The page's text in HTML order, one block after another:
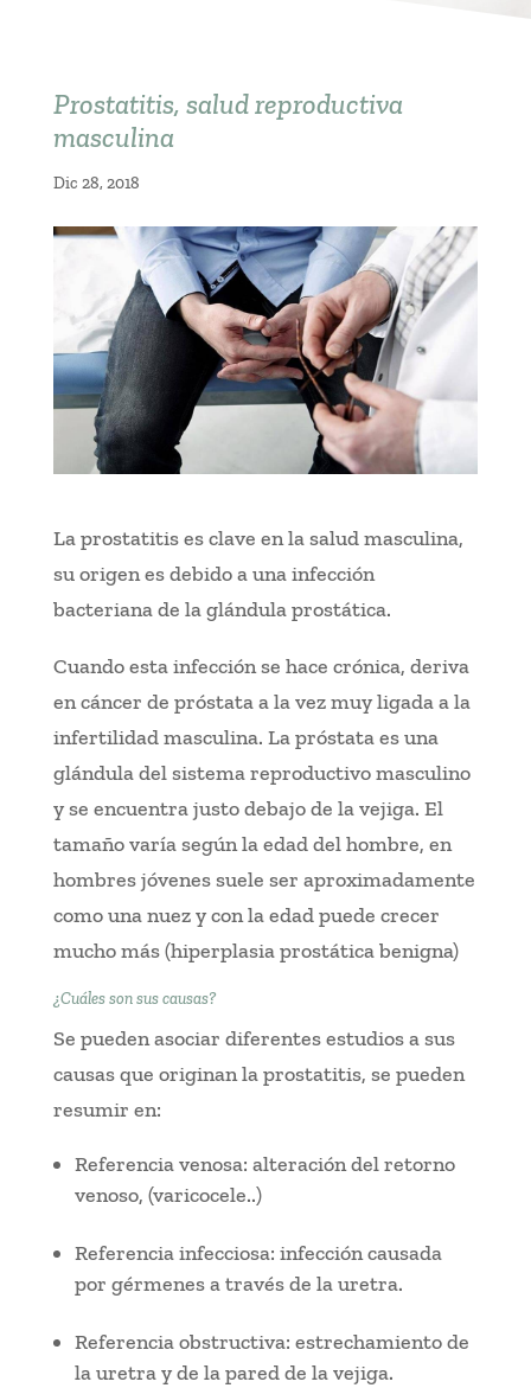
Prostatitis, salud reproductiva
masculina
Dic 28, 2018
La prostatitis es clave en la salud masculina,
su origen es debido a una infección
bacteriana de la glándula prostática.
Cuando esta infección se hace crónica, deriva
en cáncer de próstata a la vez muy ligada a la
infertilidad masculina. La próstata es una
glándula del sistema reproductivo masculino
y se encuentra justo debajo de la vejiga. El
tamaño varía según la edad del hombre, en
hombres jóvenes suele ser aproximadamente
como una nuez y con la edad puede crecer
mucho más (hiperplasia prostática benigna)
¿Cuáles son sus causas?
Se pueden asociar diferentes estudios a sus
causas que originan la prostatitis, se pueden
resumir en:
Referencia venosa: alteración del retorno
venoso, (varicocele..)
Referencia infecciosa: infección causada
por gérmenes a través de la uretra.
Referencia obstructiva: estrechamiento de
la uretra y de la pared de la vejiga.